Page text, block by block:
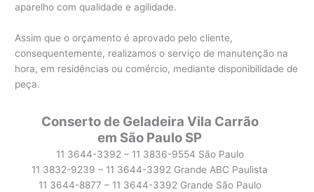
aparelho com qualidade e agilidade.
Assim que o orçamento é aprovado pelo cliente,
consequentemente, realizamos o serviço de manutenção na
hora, em residências ou comércio, mediante disponibilidade de
peça.
Conserto de Geladeira Vila Carrão
em São Paulo SP
11 3644-3392 – 11 3836-9554 São Paulo
11 3832-9239 – 11 3644-3392 Grande ABC Paulista
11 3644-8877 – 11 3644-3392 Grande São Paulo